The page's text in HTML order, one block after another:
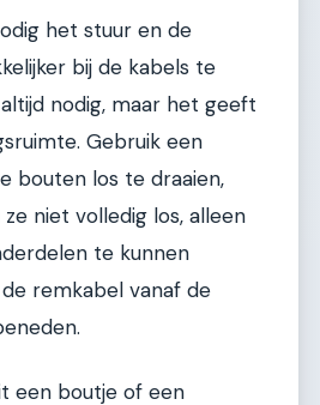
het stuur en de
bij de kabels te
nodig, maar het geeft
Gebruik een
bouten los te draaien,
niet volledig los, alleen
te kunnen
remkabel vanaf de
een boutje of een